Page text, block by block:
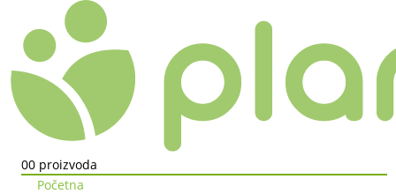
00 proizvoda
Početna